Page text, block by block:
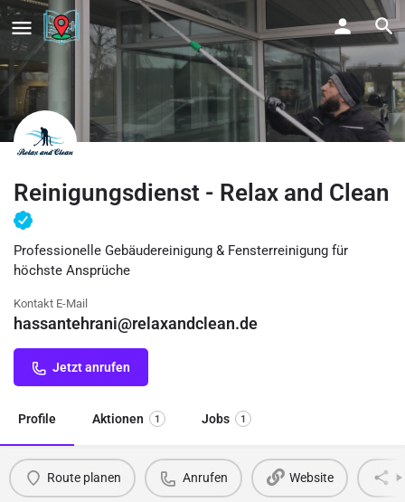
Reinigungsdienst - Relax and Clean
Professionelle Gebäudereinigung & Fensterreinigung für
höchste Ansprüche
Kontakt E-Mail
hassantehrani@relaxandclean.de
Jetzt anrufen
Profile Aktionen 1 Jobs 1
Route planen Anrufen Website